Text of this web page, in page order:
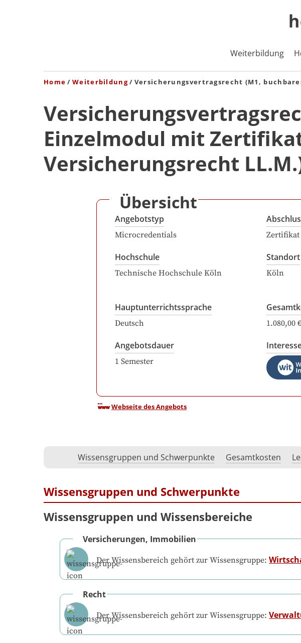
Weiterbildung
Home Weiterbildung Versicherungsvertragsrecht (M1,
Einzelmodul mit
Versicherungsrecht
Übersicht
Angebotstyp
Microcredentials Zertifikat
Hochschule
Technische Hochschule Köln
Standort
Köln
Hauptunterrichtssprache
Deutsch 1.080,00 €
Angebotsdauer
1 Semester
Webseite des Angebots
Wissensgruppen und Schwerpunkte Gesamtkosten
Wissensgruppen und Schwerpunkte
Wissensgruppen und Wissensbereiche
Versicherungen, Immobilien
Der Wissensbereich gehört zur Wissensgruppe:
Recht
Der Wissensbereich gehört zur Wissensgruppe: